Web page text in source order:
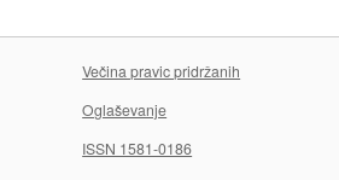
Večina pravic pridržanih
Oglaševanje
ISSN 1581-0186